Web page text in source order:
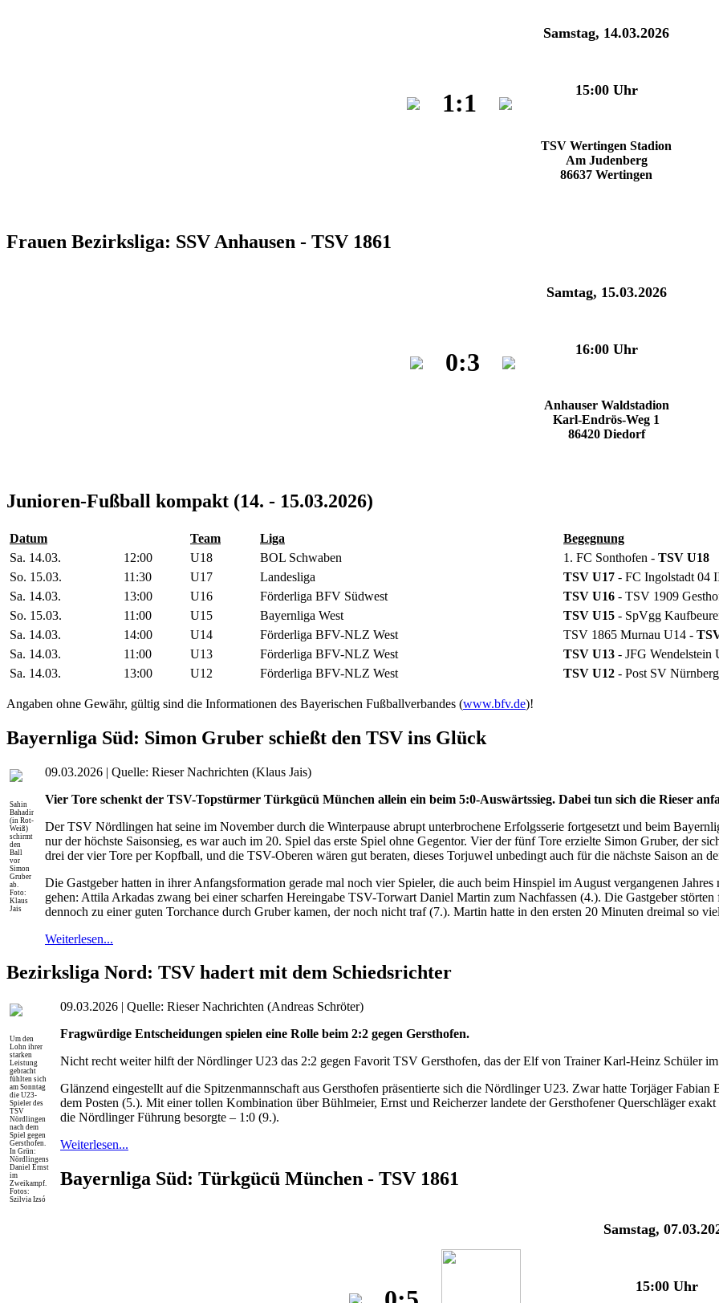
1:1
Samstag, 14.03.2026
15:00 Uhr
TSV Wertingen Stadion
Am Judenberg
86637 Wertingen
Frauen Bezirksliga: SSV Anhausen - TSV 1861
0:3
Samtag, 15.03.2026
16:00 Uhr
Anhauser Waldstadion
Karl-Endrös-Weg 1
86420 Diedorf
Junioren-Fußball kompakt (14. - 15.03.2026)
Datum Team Liga
Begegnung
Sa. 14.03.
12:00 U18 BOL Schwaben 1. FC Sonthofen - TSV U18
So. 15.03.
11:30 U17 Landesliga TSV U17 - FC Ingolstadt 04
Sa. 14.03.
13:00 U16 Förderliga BFV Südwest TSV U16 - TSV 1909
So. 15.03.
11:00 U15 Bayernliga West TSV U15 - SpVgg
Sa. 14.03.
14:00 U14 Förderliga BFV-NLZ West TSV 1865 Murnau U14 -
Sa. 14.03.
11:00 U13 Förderliga BFV-NLZ West TSV U13 - JFG Wendelstein
Sa. 14.03.
13:00 U12 Förderliga BFV-NLZ West TSV U12 - Post SV
Angaben ohne Gewähr, gültig sind die Informationen des Bayerischen Fußballverbandes (www.bfv.de)!
Bayernliga Süd: Simon Gruber schießt den TSV ins Glück
Sahin
Bahadir
(in Rot-
Weiß)
schirmt
den
Ball
vor
Simon
Gruber
ab.
Foto:
Klaus
Jais
09.03.2026 | Quelle: Rieser Nachrichten (Klaus Jais)
Vier Tore schenkt der TSV-Topstürmer Türkgücü München allein ein beim 5:0-Auswärtssieg. Dabei tun sich die Rieser
Der TSV Nördlingen hat seine im November durch die Winterpause abrupt unterbrochene Erfolgsserie fortgesetzt und beim
nur der höchste Saisonsieg, es war auch im 20. Spiel das erste Spiel ohne Gegentor. Vier der fünf Tore erzielte Simon Gruber, der
drei der vier Tore per Kopfball, und die TSV-Oberen wären gut beraten, dieses Torjuwel unbedingt auch für die nächste Saison an
Die Gastgeber hatten in ihrer Anfangsformation gerade mal noch vier Spieler, die auch beim Hinspiel im August vergangenen
gehen: Attila Arkadas zwang bei einer scharfen Hereingabe TSV-Torwart Daniel Martin zum Nachfassen (4.). Die Gastgeber
dennoch zu einer guten Torchance durch Gruber kamen, der noch nicht traf (7.). Martin hatte in den ersten 20 Minuten dreimal so
Weiterlesen...
Bezirksliga Nord: TSV hadert mit dem Schiedsrichter
Um den
Lohn ihrer
starken
Leistung
gebracht
fühlten sich
am Sonntag
die U23-
Spieler des
TSV
Nördlingen
nach dem
Spiel gegen
Gersthofen.
In Grün:
Nördlingens
Daniel Ernst
im
Zweikampf.
Fotos:
Szilvia Izsó
09.03.2026 | Quelle: Rieser Nachrichten (Andreas Schröter)
Fragwürdige Entscheidungen spielen eine Rolle beim 2:2 gegen Gersthofen.
Nicht recht weiter hilft der Nördlinger U23 das 2:2 gegen Favorit TSV Gersthofen, das der Elf von Trainer Karl-Heinz Schüler
Glänzend eingestellt auf die Spitzenmannschaft aus Gersthofen präsentierte sich die Nördlinger U23. Zwar hatte Torjäger
dem Posten (5.). Mit einer tollen Kombination über Bühlmeier, Ernst und Reicherzer landete der Gersthofener Querschläger
die Nördlinger Führung besorgte – 1:0 (9.).
Weiterlesen...
Bayernliga Süd: Türkgücü München - TSV 1861
Samstag,
15:00 Uhr